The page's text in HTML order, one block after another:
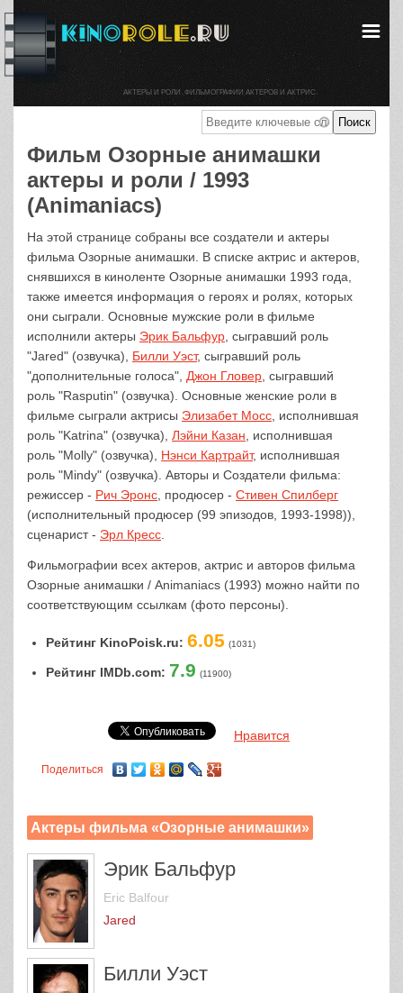
Фильм Озорные анимашки
актеры и роли / 1993
(Animaniacs)
На этой странице собраны все создатели и актеры
фильма Озорные анимашки. В списке актрис и актеров,
снявшихся в киноленте Озорные анимашки 1993 года,
также имеется информация о героях и ролях, которых
они сыграли. Основные мужские роли в фильме
исполнили актеры Эрик Бальфур , сыгравший роль
"Jared" (озвучка), Билли Уэст, сыгравший роль
"дополнительные голоса", Джон Гловер , сыгравший
роль "Rasputin" (озвучка). Основные женские роли в
фильме сыграли актрисы Элизабет Мосс , исполнившая
роль "Katrina" (озвучка), Лэйни Казан , исполнившая
роль "Molly" (озвучка), Нэнси Картрайт, исполнившая
роль "Mindy" (озвучка). Авторы и Создатели фильма:
режиссер - Рич Эронс , продюсер - Стивен Спилберг
(исполнительный продюсер (99 эпизодов, 1993-1998)),
сценарист - Эрл Кресс
Фильмографии всех актеров, актрис и авторов фильма
Озорные анимашки / Animaniacs (1993) можно найти по
соответствующим ссылкам (фото персоны).
Рейтинг KinoPoisk.ru: 6.05 (1031)
Рейтинг IMDb.com: 7.9 (11900)
Нравится
Поделиться
Актеры фильма «Озорные анимашки»
Эрик Бальфур
Eric Balfour
Jared
Билли Уэст
АКТЕРЫ И РОЛИ. ФИЛЬМОГРАФИИ АКТЕРОВ И АКТРИС.